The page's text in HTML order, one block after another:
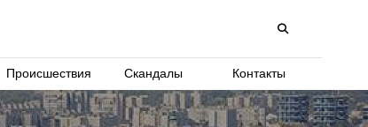
Происшествия Скандалы Контакты